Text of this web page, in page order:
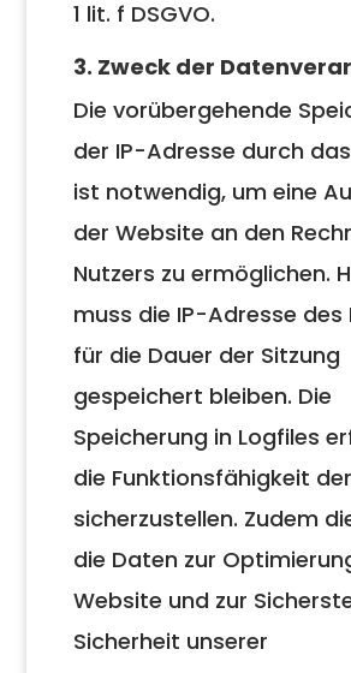
1 lit. f DSGVO.
3. Zweck der
Die vorübergehende
der IP-Adresse durch
ist notwendig, um eine
der Website an den
Nutzers zu ermöglichen.
muss die IP-Adresse des
für die Dauer der Sitzung
gespeichert bleiben. Die
Speicherung in Logfiles
die Funktionsfähigkeit
sicherzustellen. Zudem
die Daten zur
Website und zur
Sicherheit unserer